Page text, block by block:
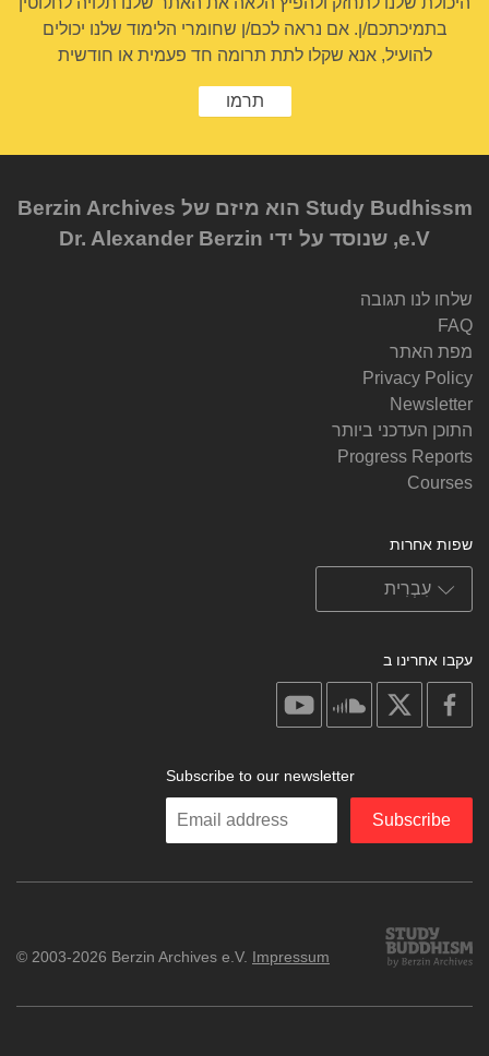
בתמיכתכם/ן. אם נראה לכם/ן שחומרי הלימוד שלנו יכולים
להועיל, אנא שקלו לתת תרומה חד פעמית או חודשית
תרמו
Study Budhissm הוא מיזם של Berzin Archives
e.V, שנוסד על ידי Dr. Alexander Berzin
שלחו לנו תגובה
FAQ
מפת האתר
Privacy Policy
Newsletter
התוכן העדכני ביותר
Progress Reports
Courses
שפות אחרות
עקבו אחרינו ב
facebook
soundcloud
Subscribe to our newsletter
Enter
Subscribe
Study
Buddhism
© 2003-2026 Berzin Archives e.V. Impressum